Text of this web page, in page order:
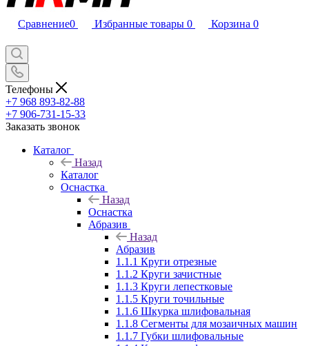
Сравнение0 Избранные товары 0 Корзина 0
Телефоны
+7 968 893-82-88
+7 906-731-15-33
Заказать звонок
Каталог
Назад
Каталог
Оснастка
Назад
Оснастка
Абразив
Назад
Абразив
1.1.1 Круги отрезные
1.1.2 Круги зачистные
1.1.3 Круги лепестковые
1.1.5 Круги точильные
1.1.6 Шкурка шлифовальная
1.1.8 Сегменты для мозаичных машин
1.1.7 Губки шлифовальные